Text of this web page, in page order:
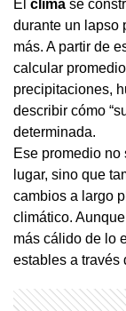
El clima se
durante un lapso
más. A partir de
calcular
precipitaciones,
describir cómo
determinada.
Ese promedio
lugar, sino que
cambios a largo
climático.
más cálido de lo
estables a través